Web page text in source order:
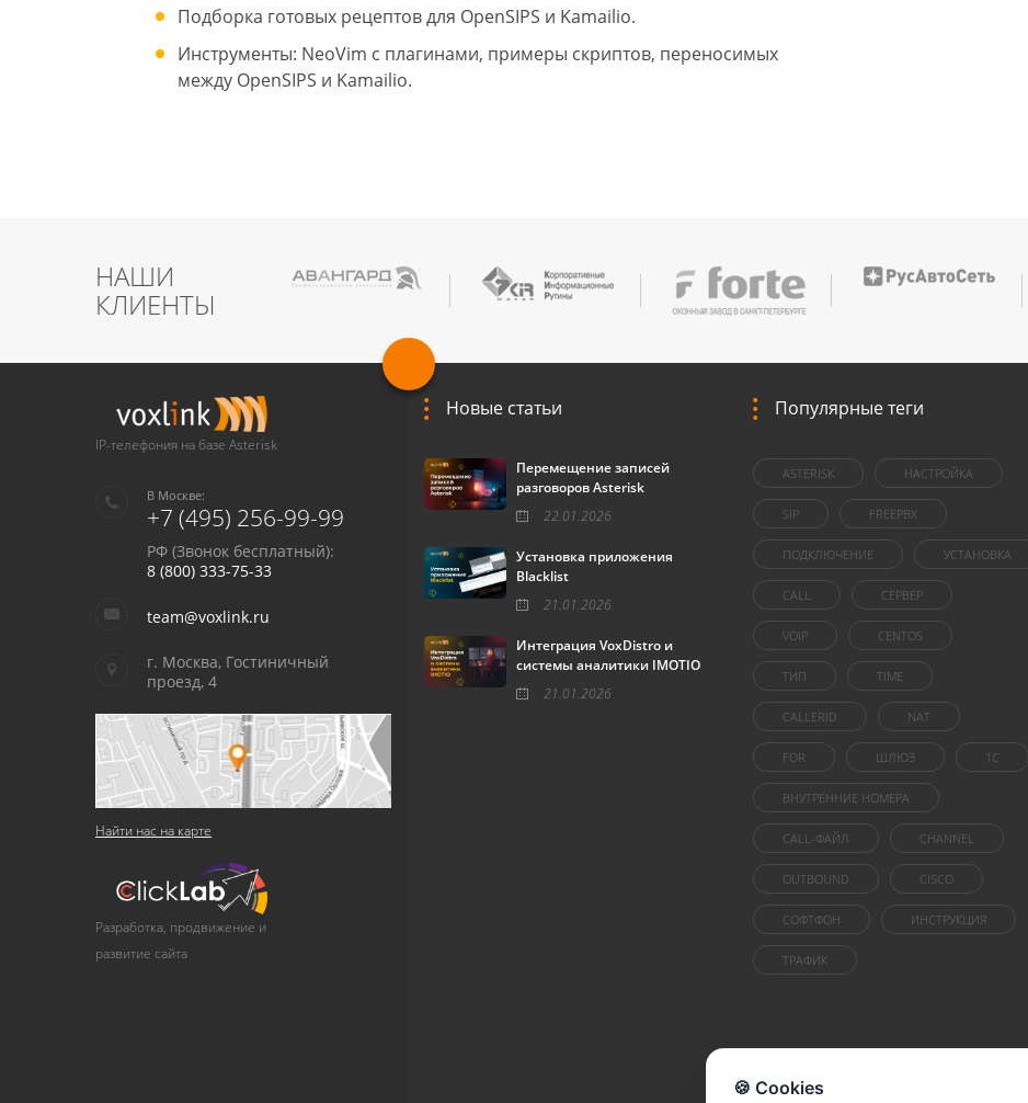
Подборка готовых рецептов для OpenSIPS и Kamailio.
Инструменты: NeoVim с плагинами, примеры скриптов, переносимых
между OpenSIPS и Kamailio.
НАШИ
КЛИЕНТЫ
IP-телефония на базе Asterisk
В Москве:
+7 (495) 256-99-99
РФ (Звонок бесплатный):
8 (800) 333-75-33
team@voxlink.ru
г. Москва, Гостиничный
проезд, 4
Найти нас на карте
Разработка, продвижение и
развитие сайта
Новые статьи
Перемещение записей
разговоров Asterisk
22.01.2026
Установка приложения
Blacklist
21.01.2026
Интеграция VoxDistro и
системы аналитики IMOTIO
21.01.2026
Популярные теги
ASTERISK НАСТРОЙКА
SIP FREEPBX
ПОДКЛЮЧЕНИЕ УСТАНОВКА
CALL СЕРВЕР
VOIP CENTOS
ТИП TIME
CALLERID NAT
FOR ШЛЮЗ 1C
ВНУТРЕННИЕ НОМЕРА
CALL-ФАЙЛ CHANNEL
OUTBOUND CISCO
СОФТФОН ИНСТРУКЦИЯ
ТРАФИК
🍪 Cookies